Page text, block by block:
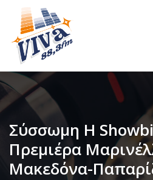
Σύσσωμη Η
Πρεμιέρα
Μακεδόνα-